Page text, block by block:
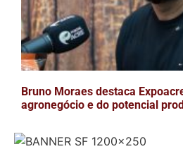
Bruno Moraes destaca
agronegócio e do potencial